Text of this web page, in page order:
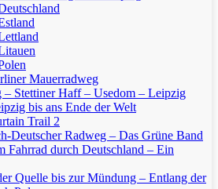
Mauerradweg
– Stettiner Haff – Usedom – Leipzig
bis ans Ende der Welt
Trail 2
Deutscher Radweg – Das Grüne Band
Fahrrad durch Deutschland – Ein
Quelle bis zur Mündung – Entlang der